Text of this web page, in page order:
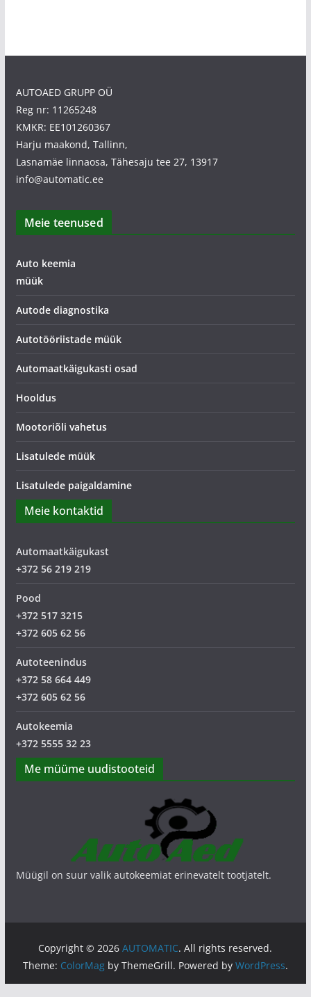
AUTOAED GRUPP OÜ
Reg nr: 11265248
KMKR: EE101260367
Harju maakond, Tallinn,
Lasnamäe linnaosa, Tähesaju tee 27, 13917
info@automatic.ee
Meie teenused
Auto keemia
müük
Autode diagnostika
Autotööriistade müük
Automaatkäigukasti osad
Hooldus
Mootoriõli vahetus
Lisatulede müük
Lisatulede paigaldamine
Meie kontaktid
Automaatkäigukast
+372 56 219 219
Pood
+372 517 3215
+372 605 62 56
Autoteenindus
+372 58 664 449
+372 605 62 56
Autokeemia
+372 5555 32 23
Me müüme uudistooteid
Müügil on suur valik autokeemiat erinevatelt tootjatelt.
Copyright © 2026AUTOMATIC. All rights reserved.
Theme: ColorMagby ThemeGrill. Powered by WordPress.